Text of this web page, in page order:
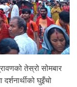
तेस्रो सोमबार
घुइँचो